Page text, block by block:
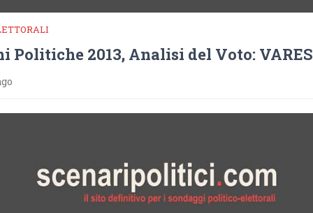
Politiche 2013, Analisi del Voto: